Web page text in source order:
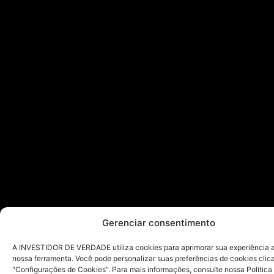
Gerenciar consentimento
A INVESTIDOR DE VERDADE utiliza cookies para aprimorar sua experiência
nossa ferramenta. Você pode personalizar suas preferências de cookies
"Configurações de Cookies". Para mais informações, consulte nossa Política